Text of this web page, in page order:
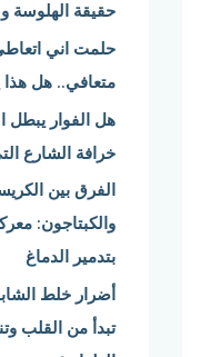
:
حقيقة الهلوسة
حلمت اني
متعافي.. هل هذا
هل الفوار يبطل
خرافة الشارع
الفرق بين
والكبتاجون:
بتدمير الدماغ
أضرار خلط
تبدأ من القلب